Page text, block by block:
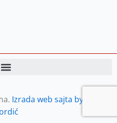
Izrada web sajta by Petar